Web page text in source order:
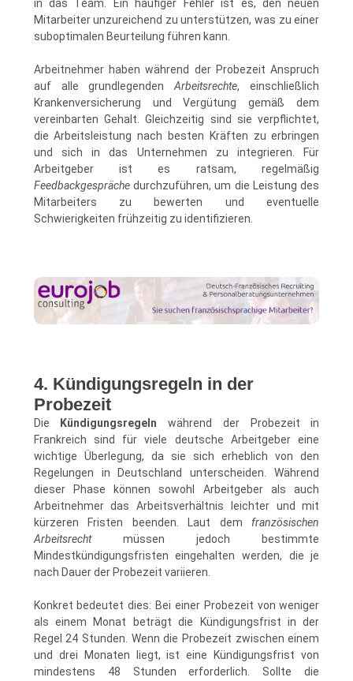
in das Team. Ein häufiger Fehler ist es, den neuen
Mitarbeiter unzureichend zu unterstützen, was zu einer
suboptimalen Beurteilung führen kann.
Arbeitnehmer haben während der Probezeit Anspruch
auf alle grundlegendenArbeitsrechte, einschließlich
Krankenversicherung und Vergütung gemäß dem
vereinbarten Gehalt. Gleichzeitig sind sie verpflichtet,
die Arbeitsleistung nach besten Kräften zu erbringen
und sich in das Unternehmen zu integrieren. Für
Arbeitgeber ist es ratsam, regelmäßig
Feedbackgesprächedurchzuführen, um die Leistung des
Mitarbeiters zu bewerten und eventuelle
Schwierigkeiten frühzeitig zu identifizieren.
4. Kündigungsregeln in der
Probezeit
Die Kündigungsregeln während der Probezeit in
Frankreich sind für viele deutsche Arbeitgeber eine
wichtige Überlegung, da sie sich erheblich von den
Regelungen in Deutschland unterscheiden. Während
dieser Phase können sowohl Arbeitgeber als auch
Arbeitnehmer das Arbeitsverhältnis leichter und mit
kürzeren Fristen beenden. Laut dem französischen
Arbeitsrechtmüssen jedoch bestimmte
Mindestkündigungsfristen eingehalten werden, die je
nach Dauer der Probezeit variieren.
Konkret bedeutet dies: Bei einer Probezeit von weniger
als einem Monat beträgt die Kündigungsfrist in der
Regel 24 Stunden. Wenn die Probezeit zwischen einem
und drei Monaten liegt, ist eine Kündigungsfrist von
mindestens 48 Stunden erforderlich. Sollte die